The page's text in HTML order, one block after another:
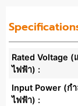
Rated Voltage (
ไฟฟ้า) :
Input Power (กำ
ไฟฟ้า) :